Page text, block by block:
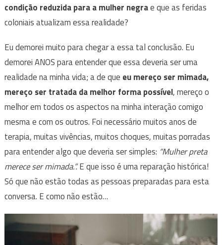
condição reduzida para a mulher negrae que as feridas
coloniais atualizam essa realidade?
Eu demorei muito para chegar a essa tal conclusão. Eu
demorei ANOS para entender que essa deveria ser uma
realidade na minha vida; a de que eu mereço ser mimada,
mereço ser tratada da melhor forma possível, mereço o
melhor em todos os aspectos na minha interação comigo
mesma e com os outros. Foi necessário muitos anos de
terapia, muitas vivências, muitos choques, muitas porradas
para entender algo que deveria ser simples: “Mulher preta
merece ser mimada.”.E que isso é uma reparação histórica!
Só que não estão todas as pessoas preparadas para esta
conversa. E como não estão…